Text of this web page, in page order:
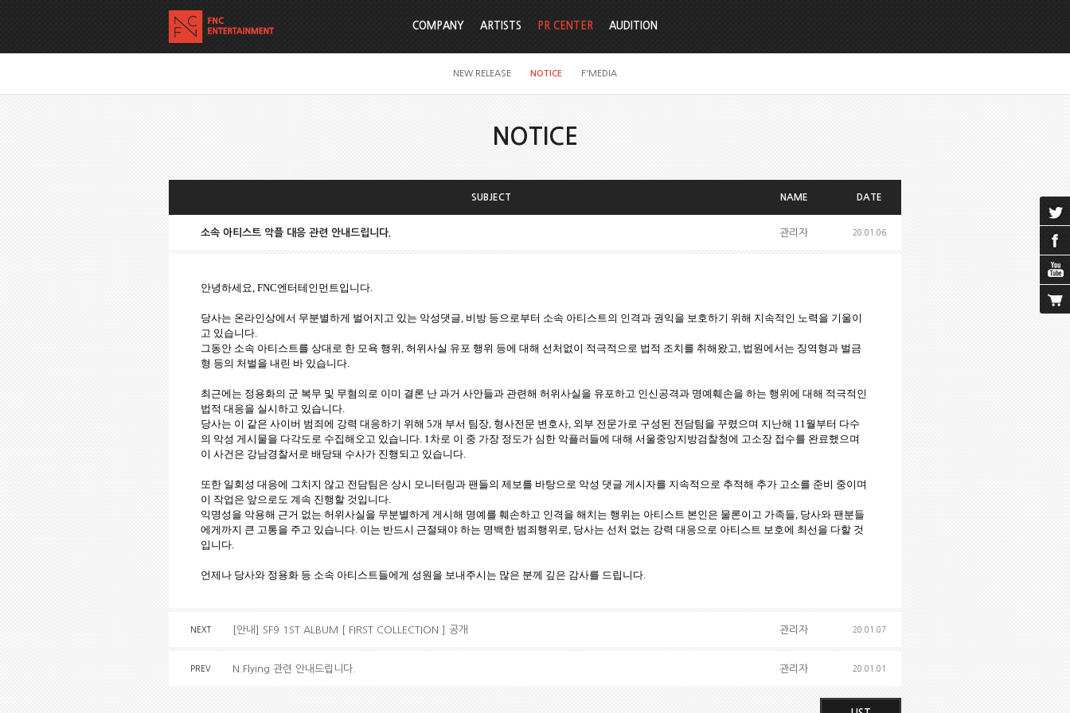
COMPANY ARTISTS PR CENTER
NEW RELEASE NOTICE F'MEDIA
AUDITION
NOTICE
SUBJECT NAME DATE
소속 아티스트 악플 대응 관련 안내드립니다. 관리자 20.01.06
안녕하세요, FNC엔터테인먼트입니다.
당사는 온라인상에서 무분별하게 벌어지고 있는 악성댓글, 비방 등으로부터 소속 아티스트의 인격과 권익을 보호하기 위해 지속적인 노력을 기울이
고 있습니다.
그동안 소속 아티스트를 상대로 한 모욕 행위, 허위사실 유포 행위 등에 대해 선처없이 적극적으로 법적 조치를 취해왔고, 법원에서는 징역형과 벌금
형 등의 처벌을 내린 바 있습니다.
최근에는 정용화의 군 복무 및 무혐의로 이미 결론 난 과거 사안들과 관련해 허위사실을 유포하고 인신공격과 명예훼손을 하는 행위에 대해 적극적인
법적 대응을 실시하고 있습니다.
당사는 이 같은 사이버 범죄에 강력 대응하기 위해 5개 부서 팀장, 형사전문 변호사, 외부 전문가로 구성된 전담팀을 꾸렸으며 지난해 11월부터 다수
의 악성 게시물을 다각도로 수집해오고 있습니다. 1차로 이 중 가장 정도가 심한 악플러들에 대해 서울중앙지방검찰청에 고소장 접수를 완료했으며
이 사건은 강남경찰서로 배당돼 수사가 진행되고 있습니다.
또한 일회성 대응에 그치지 않고 전담팀은 상시 모니터링과 팬들의 제보를 바탕으로 악성 댓글 게시자를 지속적으로 추적해 추가 고소를 준비 중이며
이 작업은 앞으로도 계속 진행할 것입니다.
익명성을 악용해 근거 없는 허위사실을 무분별하게 게시해 명예를 훼손하고 인격을 해치는 행위는 아티스트 본인은 물론이고 가족들, 당사와 팬분들
에게까지 큰 고통을 주고 있습니다. 이는 반드시 근절돼야 하는 명백한 범죄행위로, 당사는 선처 없는 강력 대응으로 아티스트 보호에 최선을 다할 것
입니다.
언제나 당사와 정용화 등 소속 아티스트들에게 성원을 보내주시는 많은 분께 깊은 감사를 드립니다.
NEXT [안내] SF9 1ST ALBUM [ FIRST COLLECTION ] 공개 관리자 20.01.07
PREV N.Flying 관련 안내드립니다. 관리자 20.01.01